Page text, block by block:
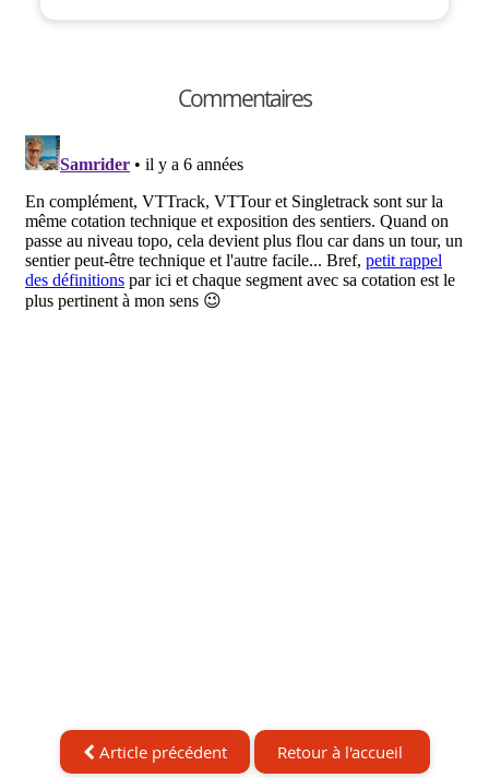
Commentaires
Article précédent Retour à l'accueil